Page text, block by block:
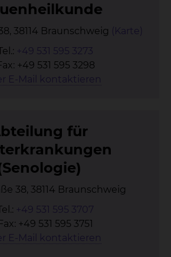
38114 Braunschweig (Karte)
+49 531 595 3273
+49 531 595 3298
E-Mail kontaktieren
für
38, 38114 Braunschweig
+49 531 595 3707
Fax: +49 531 595 3751
E-Mail kontaktieren